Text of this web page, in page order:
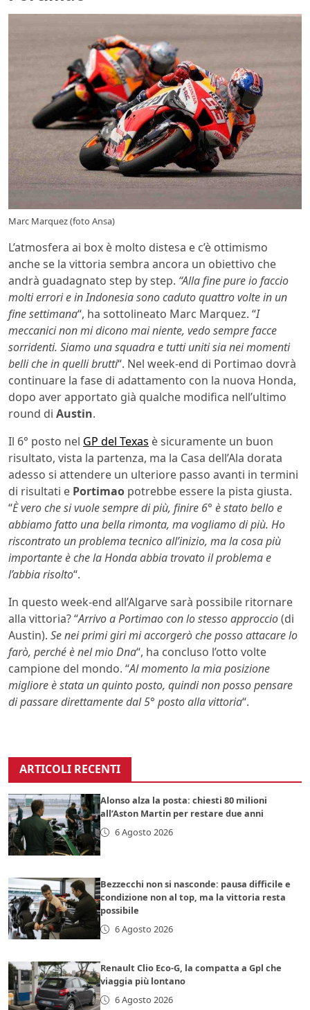
Marc Marquez (foto Ansa)
L’atmosfera ai box è molto distesa e c’è ottimismo
anche se la vittoria sembra ancora un obiettivo che
andrà guadagnato step by step. “Alla fine pure io faccio
molti errori e in Indonesia sono caduto quattro volte in un
fine settimana“, ha sottolineato Marc Marquez. “I
meccanici non mi dicono mai niente, vedo sempre facce
sorridenti. Siamo una squadra e tutti uniti sia nei momenti
belli che in quelli brutti“. Nel week-end di Portimao dovrà
continuare la fase di adattamento con la nuova Honda,
dopo aver apportato già qualche modifica nell’ultimo
round di Austin.
Il 6° posto nel GP del Texas è sicuramente un buon
risultato, vista la partenza, ma la Casa dell’Ala dorata
adesso si attendere un ulteriore passo avanti in termini
di risultati e Portimao potrebbe essere la pista giusta.
“È vero che si vuole sempre di più, finire 6° è stato bello e
abbiamo fatto una bella rimonta, ma vogliamo di più. Ho
riscontrato un problema tecnico all’inizio, ma la cosa più
importante è che la Honda abbia trovato il problema e
l’abbia risolto“.
In questo week-end all’Algarve sarà possibile ritornare
alla vittoria? “Arrivo a Portimao con lo stesso approccio(di
Austin). Se nei primi giri mi accorgerò che posso attacare lo
farò, perché è nel mio Dna“, ha concluso l’otto volte
campione del mondo. “Al momento la mia posizione
migliore è stata un quinto posto, quindi non posso pensare
di passare direttamente dal 5° posto alla vittoria“.
ARTICOLI RECENTI
Alonso alza la posta: chiesti 80 milioni
all’Aston Martin per restare due anni
6 Agosto 2026
Bezzecchi non si nasconde: pausa difficile e
condizione non al top, ma la vittoria resta
possibile
6 Agosto 2026
Renault Clio Eco-G, la compatta a Gpl che
viaggia più lontano
6 Agosto 2026